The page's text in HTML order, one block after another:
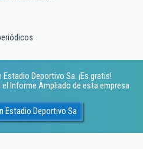
Deportivo Sa. ¡Es gratis!
Informe Ampliado de esta empresa
Estadio Deportivo Sa